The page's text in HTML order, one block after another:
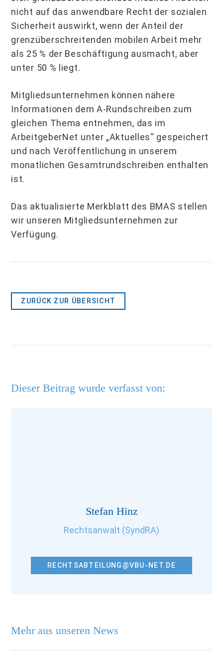
nicht auf das anwendbare Recht der sozialen
Sicherheit auswirkt, wenn der Anteil der
grenzüberschreitenden mobilen Arbeit mehr
als 25 % der Beschäftigung ausmacht, aber
unter 50 % liegt.
Mitgliedsunternehmen können nähere
Informationen dem A-Rundschreiben zum
gleichen Thema entnehmen, das im
ArbeitgeberNet unter „Aktuelles“ gespeichert
und nach Veröffentlichung in unserem
monatlichen Gesamtrundschreiben enthalten
ist.
Das aktualisierte Merkblatt des BMAS stellen
wir unseren Mitgliedsunternehmen zur
Verfügung.
ZURÜCK ZUR ÜBERSICHT
Mehr aus unseren News
Dieser Beitrag wurde verfasst von:
Stefan Hinz
Rechtsanwalt (SyndRA)
RECHTSABTEILUNG@VBU-NET.DE